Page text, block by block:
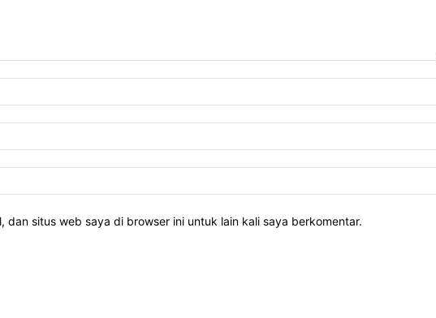
dan situs web saya di browser ini untuk lain kali saya berkomentar.